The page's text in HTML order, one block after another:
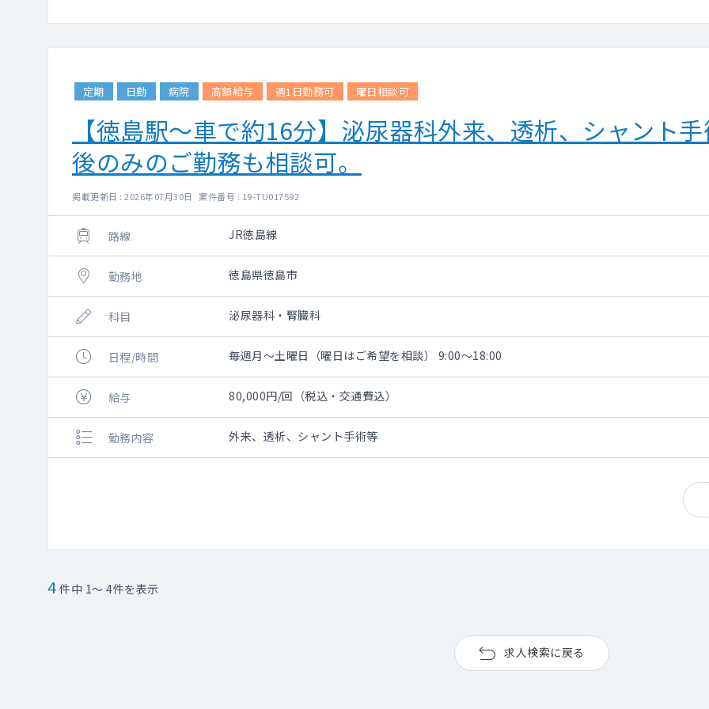
定期 日勤 病院 高額給与 週1日勤務可 曜日相談可
【徳島駅～車で約16分】泌尿器科外来、透析、シャント
後のみのご勤務も相談可。
掲載更新日 : 2026年07月30日 案件番号 : 19-TU017592
路線 JR徳島線
勤務地 徳島県徳島市
科目 泌尿器科・腎臓科
日程/時間 毎週月～土曜日（曜日はご希望を相談） 9:00～18:00
給与 80,000円/回（税込・交通費込）
勤務内容 外来、透析、シャント手術等
4 件中 1～ 4件を表示
求人検索に戻る